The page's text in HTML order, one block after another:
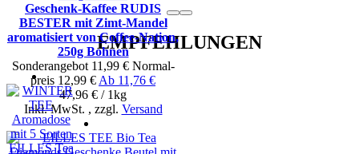
Geschenk-Kaffee RUDIS
BESTER mit Zimt-Mandel
aromatisiert von Coffee-Nation,
250g Bohnen
Sonderangebot 11,99 € Normal­
preis 12,99 € Ab 11,76 €
47,96 € / 1kg
Inkl. MwSt. , zzgl. Versand
EMPFEHLUNGEN